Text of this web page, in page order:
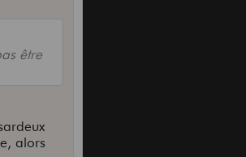
être
alors